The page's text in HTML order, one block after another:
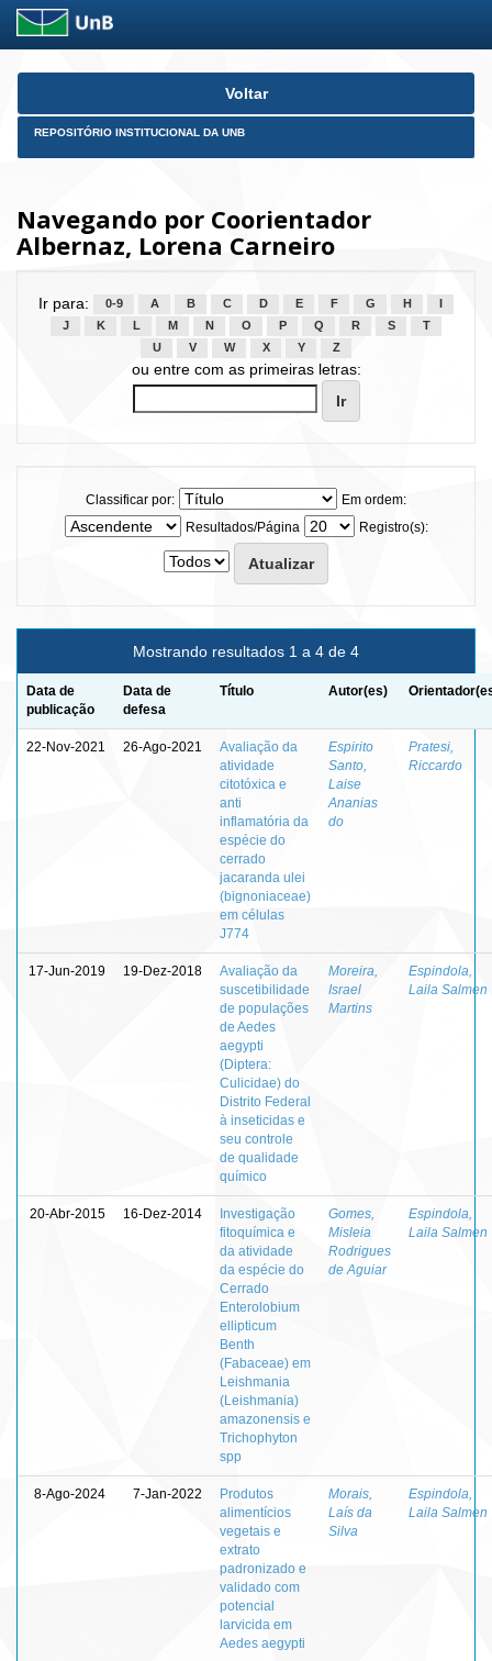
Skip
Voltar
REPOSITÓRIO INSTITUCIONAL DA UNB
Navegando por Coorientador
Albernaz, Lorena Carneiro
Ir para: 0-9 A B C D E F G H
J
K L M N O P Q R S
T
U
V W X Y Z
ou entre com as primeiras letras:
Classificar por:
Em ordem:
Resultados/Página
Registro(s):
Mostrando resultados 1 a 4 de 4
Data de
publicação
Data de
defesa
Título Autor(es)
22-Nov-2021 26-Ago-2021
Avaliação da
atividade
citotóxica e
anti
inflamatória da
espécie do
cerrado
jacaranda ulei
(bignoniaceae)
em células
J774
Espirito
Santo,
Laise
Ananias
do
Pratesi,
Riccardo
17-Jun-2019 19-Dez-2018
Avaliação da
suscetibilidade
de populações
de Aedes
aegypti
(Diptera:
Culicidae) do
Distrito Federal
à inseticidas e
seu controle
de qualidade
químico
Moreira,
Israel
Martins
Espindola,
Laila Salmen
20-Abr-2015 16-Dez-2014
Investigação
fitoquímica e
da atividade
da espécie do
Cerrado
Enterolobium
ellipticum
Benth
(Fabaceae) em
Leishmania
(Leishmania)
amazonensis e
Trichophyton
spp
Gomes,
Misleia
Rodrigues
de Aguiar
Espindola,
Laila Salmen
8-Ago-2024 7-Jan-2022
Produtos
alimentícios
vegetais e
extrato
padronizado e
validado com
potencial
larvicida em
Aedes aegypti
Morais,
Laís da
Silva
Espindola,
Laila Salmen